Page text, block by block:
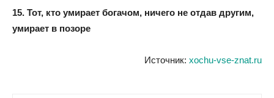
15. Тот, кто умирает богачом, ничего не отдав другим,
умирает в позоре
Источник: xochu-vse-znat.ru